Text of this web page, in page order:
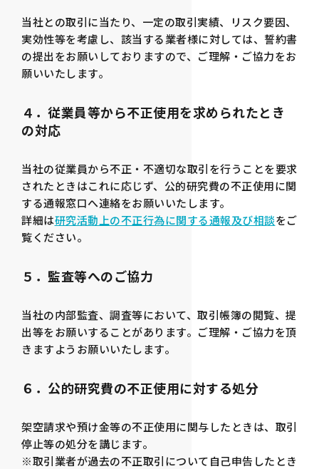
当社との取引に当たり、一定の取引実績、リスク要因、
実効性等を考慮し、該当する業者様に対しては、誓約書
の提出をお願いしておりますので、ご理解・ご協力をお
願いいたします。
４．従業員等から不正使用を求められたとき
の対応
当社の従業員から不正・不適切な取引を行うことを要求
されたときはこれに応じず、公的研究費の不正使用に関
する通報窓口へ連絡をお願いいたします。
詳細は研究活動上の不正行為に関する通報及び相談をご
覧ください。
５．監査等へのご協力
当社の内部監査、調査等において、取引帳簿の閲覧、提
出等をお願いすることがあります。ご理解・ご協力を頂
きますようお願いいたします。
６．公的研究費の不正使用に対する処分
架空請求や預け金等の不正使用に関与したときは、取引
停止等の処分を講じます。
※取引業者が過去の不正取引について自己申告したとき